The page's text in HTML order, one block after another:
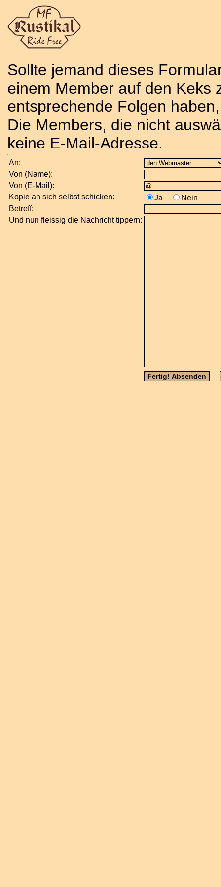
Sollte jemand dieses
einem Member auf den Keks
entsprechende Folgen
Die Members, die nicht
keine E-Mail-Adresse.
An:
Von (Name):
Von (E-Mail):
Kopie an sich selbst schicken:
Ja
Nein
Betreff:
Und nun fleissig die Nachricht tippern: